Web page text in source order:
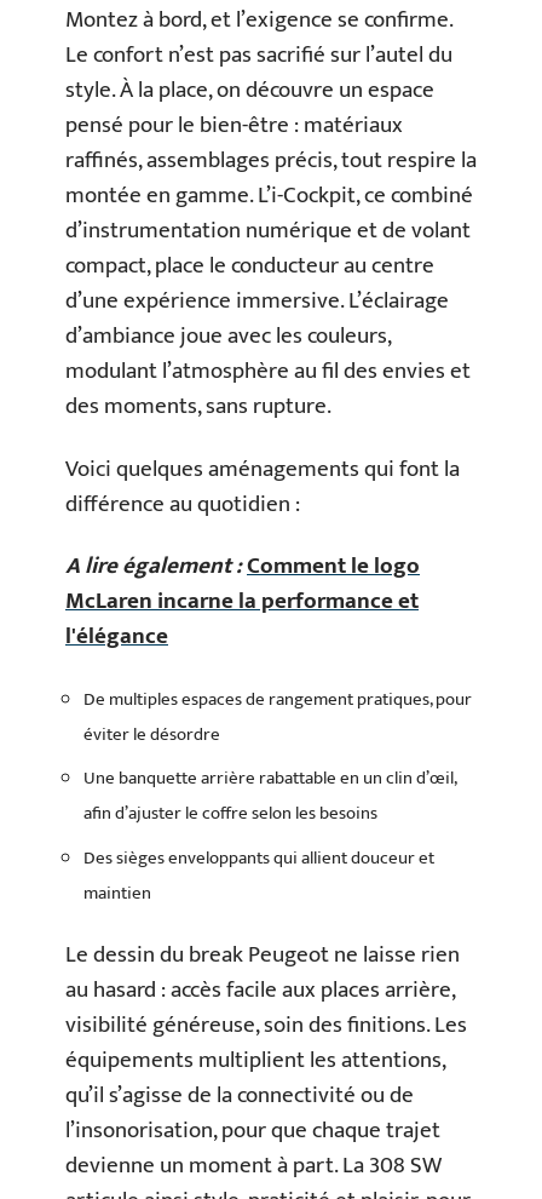
Montez à bord, et l’exigence se confirme.
Le confort n’est pas sacrifié sur l’autel du
style. À la place, on découvre un espace
pensé pour le bien-être : matériaux
raffinés, assemblages précis, tout respire la
montée en gamme. L’i-Cockpit, ce combiné
d’instrumentation numérique et de volant
compact, place le conducteur au centre
d’une expérience immersive. L’éclairage
d’ambiance joue avec les couleurs,
modulant l’atmosphère au fil des envies et
des moments, sans rupture.
Voici quelques aménagements qui font la
différence au quotidien :
A lire également :Comment le logo
McLaren incarne la performance et
l'élégance
De multiples espaces de rangement pratiques, pour
éviter le désordre
Une banquette arrière rabattable en un clin d’œil,
afin d’ajuster le coffre selon les besoins
Des sièges enveloppants qui allient douceur et
maintien
Le dessin du break Peugeot ne laisse rien
au hasard : accès facile aux places arrière,
visibilité généreuse, soin des finitions. Les
équipements multiplient les attentions,
qu’il s’agisse de la connectivité ou de
l’insonorisation, pour que chaque trajet
devienne un moment à part. La 308 SW